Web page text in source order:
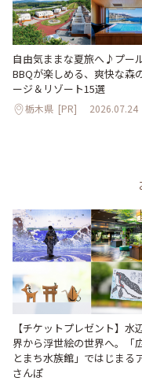
自由気ままな夏旅へ♪プー
BBQが楽しめる、爽快な森
ージ＆リゾート15選
栃木県 [PR] 2026.07.24
【チケットプレゼント】水
界から浮世絵の世界へ。「
とまち水族館」ではじまる
さんぽ